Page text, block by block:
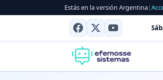
Estás en la versión Argentina|